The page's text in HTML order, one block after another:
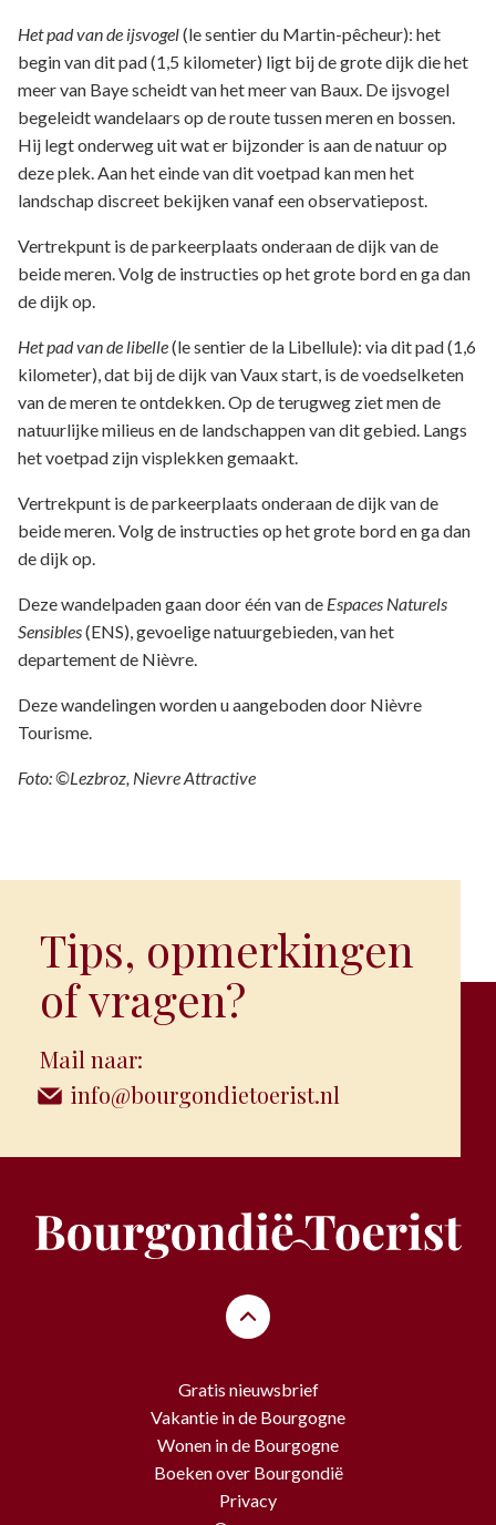
Het pad van de ijsvogel(le sentier du Martin-pêcheur): het
begin van dit pad (1,5 kilometer) ligt bij de grote dijk die het
meer van Baye scheidt van het meer van Baux. De ijsvogel
begeleidt wandelaars op de route tussen meren en bossen.
Hij legt onderweg uit wat er bijzonder is aan de natuur op
deze plek. Aan het einde van dit voetpad kan men het
landschap discreet bekijken vanaf een observatiepost.
Vertrekpunt is de parkeerplaats onderaan de dijk van de
beide meren. Volg de instructies op het grote bord en ga dan
de dijk op.
Het pad van de libelle(le sentier de la Libellule): via dit pad (1,6
kilometer), dat bij de dijk van Vaux start, is de voedselketen
van de meren te ontdekken. Op de terugweg ziet men de
natuurlijke milieus en de landschappen van dit gebied. Langs
het voetpad zijn visplekken gemaakt.
Vertrekpunt is de parkeerplaats onderaan de dijk van de
beide meren. Volg de instructies op het grote bord en ga dan
de dijk op.
Deze wandelpaden gaan door één van de Espaces Naturels
Sensibles(ENS), gevoelige natuurgebieden, van het
departement de Nièvre.
Deze wandelingen worden u aangeboden door Nièvre
Tourisme.
Foto: ©Lezbroz, Nievre Attractive
Tips, opmerkingen
of vragen?
Mail naar:
info@bourgondietoerist.nl
Gratis nieuwsbrief
Vakantie in de Bourgogne
Wonen in de Bourgogne
Boeken over Bourgondië
Privacy